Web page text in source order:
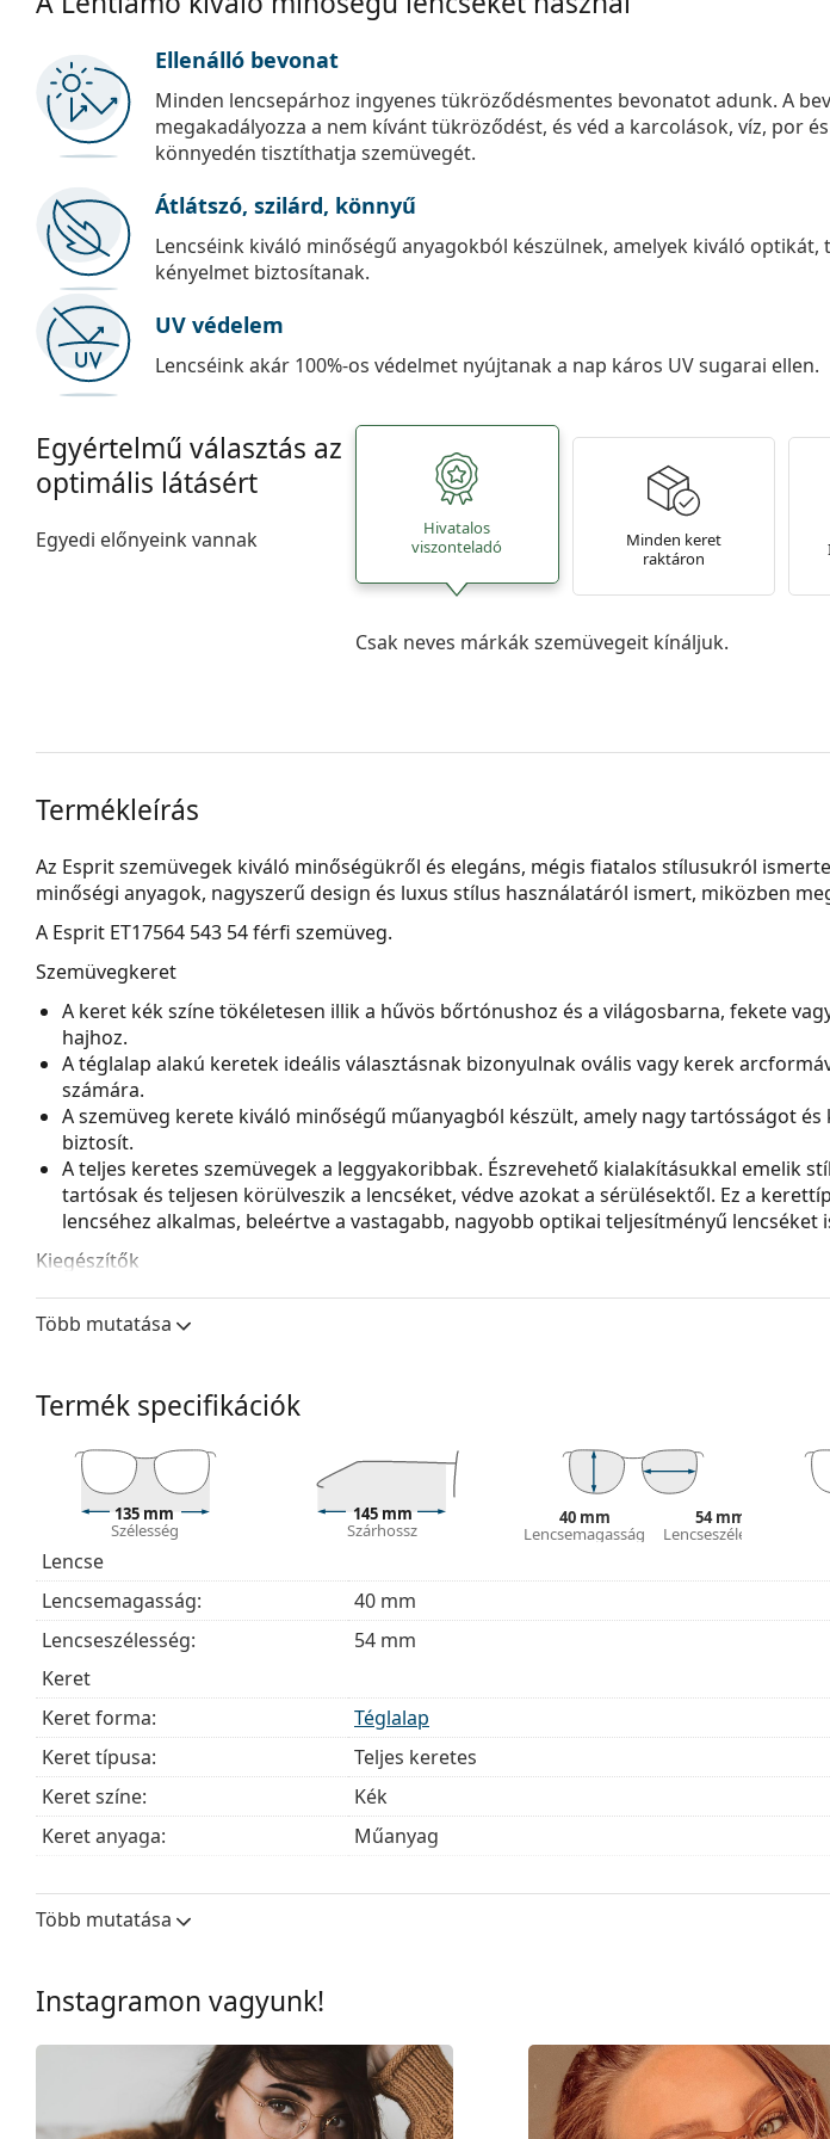
Ellenálló bevonat
Minden lencsepárhoz ingyenes tükröződésmentes bevonatot adunk. A
megakadályozza a nem kívánt tükröződést, és véd a karcolások, víz, por
könnyedén tisztíthatja szemüvegét.
Átlátszó, szilárd, könnyű
Lencséink kiváló minőségű anyagokból készülnek, amelyek kiváló optikát,
kényelmet biztosítanak.
UV védelem
Lencséink akár 100%-os védelmet nyújtanak a nap káros UV sugarai ellen.
Egyértelmű választás az
optimális látásért
Egyedi előnyeink vannak
Hivatalos
viszonteladó
Minden keret
raktáron
Csak neves márkák szemüvegeit kínáljuk.
Termékleírás
Az Esprit szemüvegek kiváló minőségükről és elegáns, mégis fiatalos stílusukról
minőségi anyagok, nagyszerű design és luxus stílus használatáról ismert, miközben
A Esprit ET17564 543 54férfi szemüveg.
Szemüvegkeret
A keret kék színe tökéletesen illik a hűvös bőrtónushoz és a világosbarna, fekete
hajhoz.
A téglalap alakú keretek ideális választásnak bizonyulnak ovális vagy kerek
számára.
A szemüveg kerete kiváló minőségű műanyagból készült, amely nagy tartósságot és
biztosít.
A teljes keretes szemüvegek a leggyakoribbak. Észrevehető kialakításukkal emelik
tartósak és teljesen körülveszik a lencséket, védve azokat a sérülésektől. Ez a
lencséhez alkalmas, beleértve a vastagabb, nagyobb optikai teljesítményű lencséket
Kiegészítők
A szemüveget eredeti tokjában szállítjuk. A tok színe és kialakítása eltérő lehet.
A mellékelt kendő ideális a szemüvegek tisztítására és ápolására. Egyes modellekhez
Fedezze fel a teljesszemüveg
útmutatónkat, ha segítségre van szüksége a választáshoz.
Ez orvostechnikai eszköz. Használat előtt olvasd el a használati útmutatót.
Több mutatása
Termék specifikációk
135 mm
Szélesség
145 mm
Szárhossz
40 mm
Lencsemagasság
54 mm
Lencseszélesség
Lencse
Lencsemagasság:
40 mm
Lencseszélesség:
54 mm
Keret
Keret forma:
Téglalap
Keret típusa:
Teljes keretes
Keret színe:
Kék
Keret anyaga:
Műanyag
Szélesség:
Hídszélesség:
Állítható orrpárna:
Nem
Rugós zsanér:
Nem
Több mutatása
Instagramon vagyunk!